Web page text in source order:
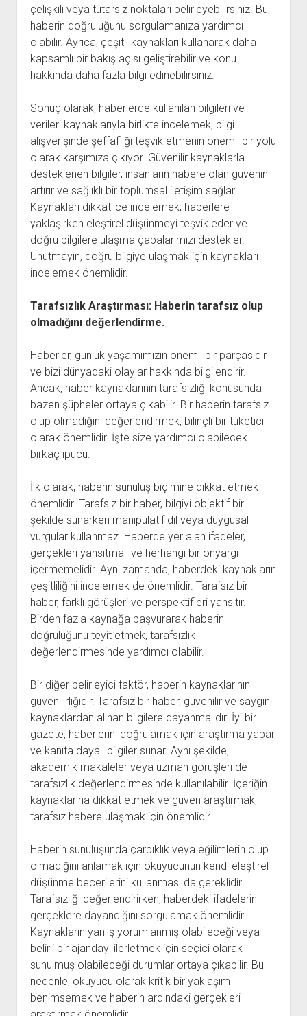
çelişkili veya tutarsız noktaları belirleyebilirsiniz. Bu,
haberin doğruluğunu sorgulamanıza yardımcı
olabilir. Ayrıca, çeşitli kaynakları kullanarak daha
kapsamlı bir bakış açısı geliştirebilir ve konu
hakkında daha fazla bilgi edinebilirsiniz.
Sonuç olarak, haberlerde kullanılan bilgileri ve
verileri kaynaklarıyla birlikte incelemek, bilgi
alışverişinde şeffaflığı teşvik etmenin önemli bir yolu
olarak karşımıza çıkıyor. Güvenilir kaynaklarla
desteklenen bilgiler, insanların habere olan güvenini
artırır ve sağlıklı bir toplumsal iletişim sağlar.
Kaynakları dikkatlice incelemek, haberlere
yaklaşırken eleştirel düşünmeyi teşvik eder ve
doğru bilgilere ulaşma çabalarımızı destekler.
Unutmayın, doğru bilgiye ulaşmak için kaynakları
incelemek önemlidir.
Tarafsızlık Araştırması: Haberin tarafsız olup
olmadığını değerlendirme.
Haberler, günlük yaşamımızın önemli bir parçasıdır
ve bizi dünyadaki olaylar hakkında bilgilendirir.
Ancak, haber kaynaklarının tarafsızlığı konusunda
bazen şüpheler ortaya çıkabilir. Bir haberin tarafsız
olup olmadığını değerlendirmek, bilinçli bir tüketici
olarak önemlidir. İşte size yardımcı olabilecek
birkaç ipucu.
İlk olarak, haberin sunuluş biçimine dikkat etmek
önemlidir. Tarafsız bir haber, bilgiyi objektif bir
şekilde sunarken manipülatif dil veya duygusal
vurgular kullanmaz. Haberde yer alan ifadeler,
gerçekleri yansıtmalı ve herhangi bir önyargı
içermemelidir. Aynı zamanda, haberdeki kaynakların
çeşitliliğini incelemek de önemlidir. Tarafsız bir
haber, farklı görüşleri ve perspektifleri yansıtır.
Birden fazla kaynağa başvurarak haberin
doğruluğunu teyit etmek, tarafsızlık
değerlendirmesinde yardımcı olabilir.
Bir diğer belirleyici faktör, haberin kaynaklarının
güvenilirliğidir. Tarafsız bir haber, güvenilir ve saygın
kaynaklardan alınan bilgilere dayanmalıdır. İyi bir
gazete, haberlerini doğrulamak için araştırma yapar
ve kanıta dayalı bilgiler sunar. Aynı şekilde,
akademik makaleler veya uzman görüşleri de
tarafsızlık değerlendirmesinde kullanılabilir. İçeriğin
kaynaklarına dikkat etmek ve güven araştırmak,
tarafsız habere ulaşmak için önemlidir.
Haberin sunuluşunda çarpıklık veya eğilimlerin olup
olmadığını anlamak için okuyucunun kendi eleştirel
düşünme becerilerini kullanması da gereklidir.
Tarafsızlığı değerlendirirken, haberdeki ifadelerin
gerçeklere dayandığını sorgulamak önemlidir.
Kaynakların yanlış yorumlanmış olabileceği veya
belirli bir ajandayı ilerletmek için seçici olarak
sunulmuş olabileceği durumlar ortaya çıkabilir. Bu
nedenle, okuyucu olarak kritik bir yaklaşım
benimsemek ve haberin ardındaki gerçekleri